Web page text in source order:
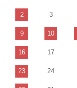
2 3
9 10
16 17
23 24